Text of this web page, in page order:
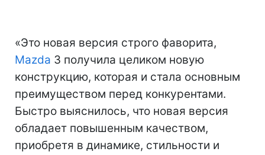
«Это новая версия строго фаворита,
Mazda 3 получила целиком новую
конструкцию, которая и стала основным
преимуществом перед конкурентами.
Быстро выяснилось, что новая версия
обладает повышенным качеством,
приобретя в динамике, стильности и